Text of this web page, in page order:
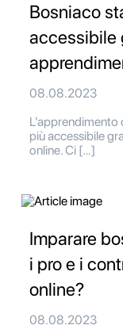
Bosniaco
accessibile
08.08.2023
L'apprendimento
più accessibile
online. Ci […]
Imparare
i pro e i
online?
08.08.2023